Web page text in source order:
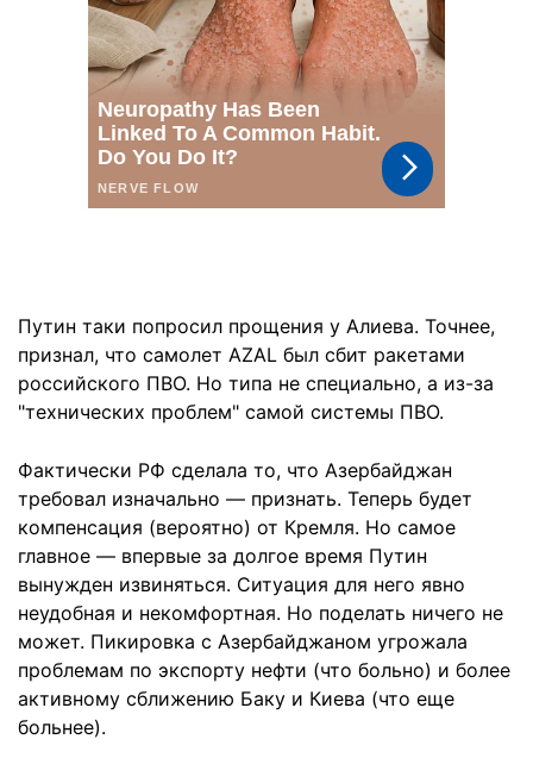
Путин таки попросил прощения у Алиева. Точнее,
признал, что самолет AZAL был сбит ракетами
российского ПВО. Но типа не специально, а из-за
"технических проблем" самой системы ПВО.
Фактически РФ сделала то, что Азербайджан
требовал изначально — признать. Теперь будет
компенсация (вероятно) от Кремля. Но самое
главное — впервые за долгое время Путин
вынужден извиняться. Ситуация для него явно
неудобная и некомфортная. Но поделать ничего не
может. Пикировка с Азербайджаном угрожала
проблемам по экспорту нефти (что больно) и более
активному сближению Баку и Киева (что еще
больнее).